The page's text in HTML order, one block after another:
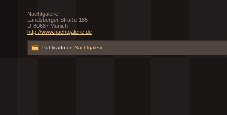
Nachtgalerie
Landsberger Straße 185
D-80687 Munich
http://www.nachtgalerie.de
Publicado en Nachtgalerie